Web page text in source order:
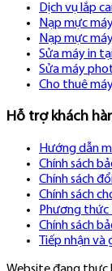
Dịch vụ lắp
Nạp mực
Nạp mực
Sửa máy in
Sửa máy
Cho thuê
Hỗ trợ khách
Hướng dẫn
Chính sách
Chính sách
Chính sách
Phương
Chính sách
Tiếp nhận